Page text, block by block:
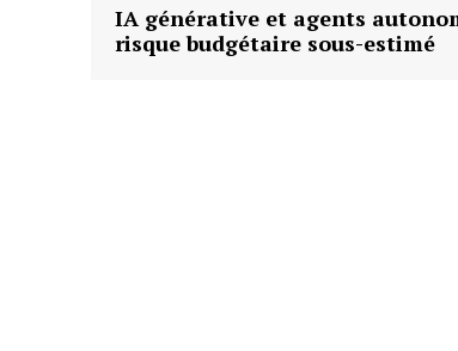
IA générative et agents
risque budgétaire sous-estimé